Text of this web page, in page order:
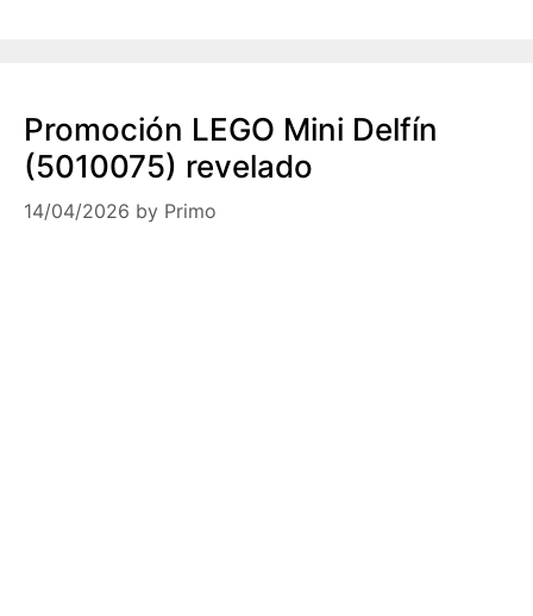
Promoción LEGO Mini Delfín
(5010075) revelado
14/04/2026 by Primo